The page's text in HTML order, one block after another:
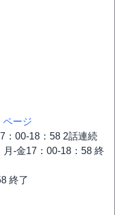
ページ
00-18：58 2話連続
-金17：00-18：58 終
終了